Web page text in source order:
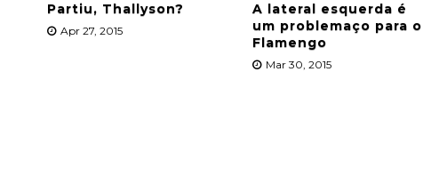
Partiu, Thallyson?
Apr 27, 2015
A lateral esquerda é
um problemaço para o
Flamengo
Mar 30, 2015